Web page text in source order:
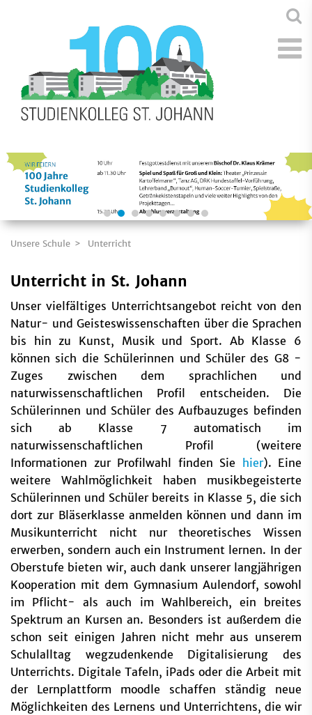
Unsere Schule Unterricht
Unterricht in St. Johann
Unser vielfältiges Unterrichtsangebot reicht von den
Natur- und Geisteswissenschaften über die Sprachen
bis hin zu Kunst, Musik und Sport. Ab Klasse 6
können sich die Schülerinnen und Schüler des G8 -
Zuges zwischen dem sprachlichen und
naturwissenschaftlichen Profil entscheiden. Die
Schülerinnen und Schüler des Aufbauzuges befinden
sich ab Klasse 7 automatisch im
naturwissenschaftlichen Profil (weitere
Informationen zur Profilwahl finden Sie
hier). Eine
weitere Wahlmöglichkeit haben musikbegeisterte
Schülerinnen und Schüler bereits in Klasse 5, die sich
dort zur Bläserklasse anmelden können und dann im
Musikunterricht nicht nur theoretisches Wissen
erwerben, sondern auch ein Instrument lernen. In der
Oberstufe bieten wir, auch dank unserer langjährigen
Kooperation mit dem Gymnasium Aulendorf, sowohl
im Pflicht- als auch im Wahlbereich, ein breites
Spektrum an Kursen an. Besonders ist außerdem die
schon seit einigen Jahren nicht mehr aus unserem
Schulalltag wegzudenkende Digitalisierung des
Unterrichts. Digitale Tafeln, iPads oder die Arbeit mit
der Lernplattform moodle schaffen ständig neue
Möglichkeiten des Lernens und Unterrichtens, die wir